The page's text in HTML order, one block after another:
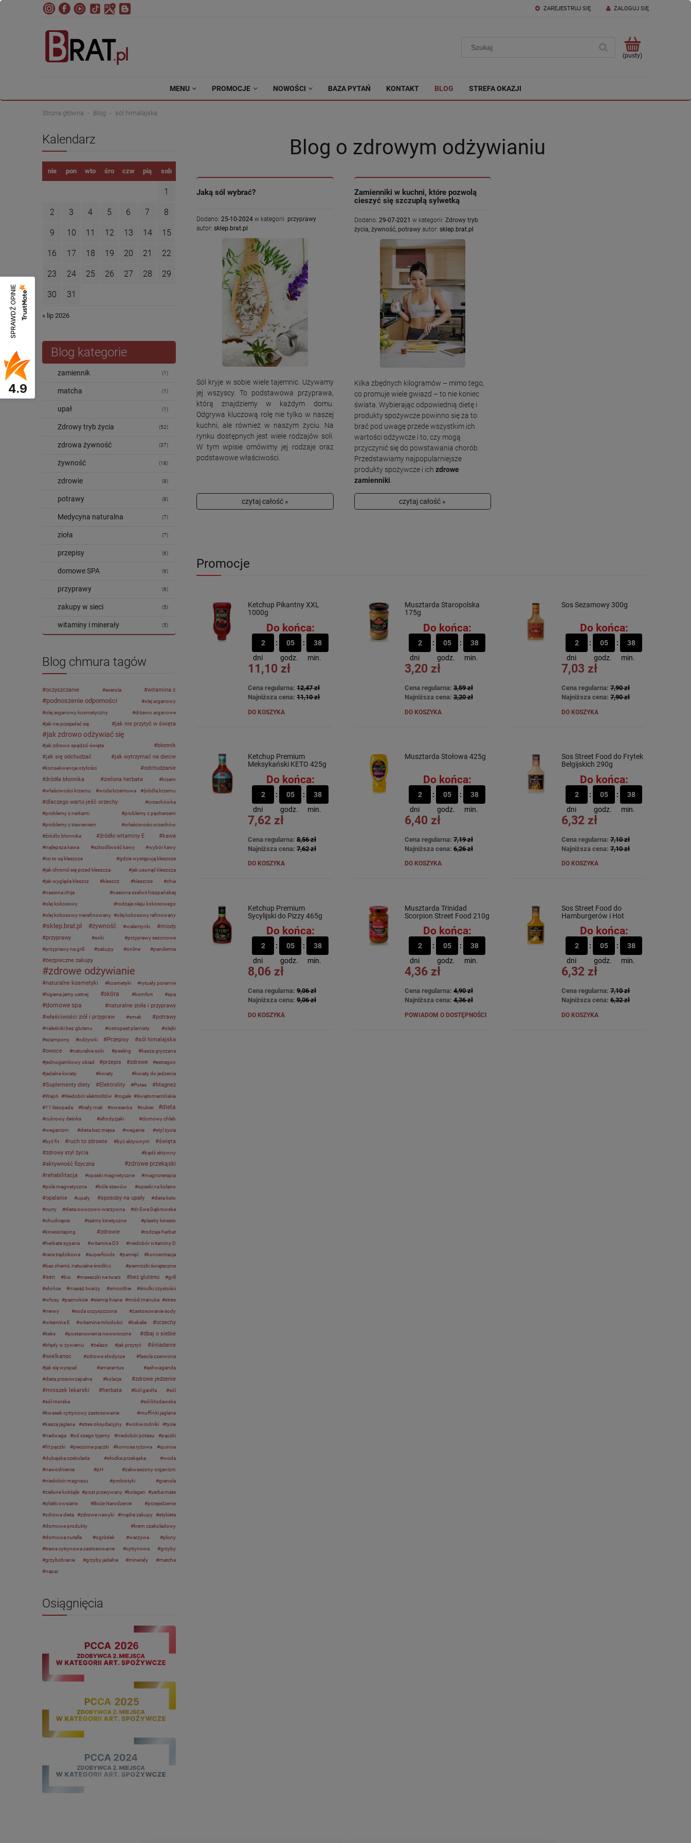
ZAREJESTRUJ SIĘ ZALOGUJ SIĘ
(pusty)
MENU PROMOCJE NOWOŚCI BAZA PYTAŃ KONTAKT BLOG STREFA OKAZJI
Strona główna Blog sól himalajska
Kalendarz
nie pon wto śro czw pią sob
1
2 3 4 5 6 7 8
9 10 11 12 13 14 15
16 17 18 19 20 21 22
23 24 25 26 27 28 29
30 31
« lip 2026
Blog kategorie
zamiennik (1)
matcha (1)
upał (1)
Zdrowy tryb życia (52)
zdrowa żywność (37)
żywność (18)
zdrowie (8)
potrawy (8)
Medycyna naturalna (7)
zioła (7)
przepisy (6)
domowe SPA (6)
przyprawy (6)
zakupy w sieci (5)
witaminy i minerały (5)
Blog chmura tagów
oczyszczanie acerola witamina c
podnoszenie odporności
olej arganowy
olej arganowy kosmetyczny
drzewo arganowe
jak nie przejadać się
jak nie przytyć w święta
jak zdrowo odżywiać się
jak zdrowo spędzić święta
błonnik
jak się odchudzać
jak wytrzymać na diecie
konsekwencje otyłości
odchudzanie
źródła błonnika
zielona herbata
krzem
właściwości krzemu
woda krzemowa źródła krzemu
dlaczego warto jeść orzechy
orzechówka
problemy z nerkami
problemy z pęcherzem
problemy z trawieniem
właściwości orzechów
źródło błonnika
źródło witaminy E kawa
najlepsza kawa szkodliwość kawy
wybór kawy
co to są kleszcze
gdzie występują kleszcze
jak chronić się przed kleszcza
jak usunąć kleszcza
jak wygląda kleszcz
kleszcz kleszcze
chia
nasiona chija
nasiona szałwii hiszpańskiej
olej kokosowy
rodzaje oleju kokosowego
olej kokosowy nierafinowany
olej kokosowy rafinowany
sklep.brat.pl żywność walentynki
miody
przyprawy
soki
przyprawy sezonowe
przyprawy na grill
zakupy online pandemia
bezpieczne zakupy
zdrowe odżywianie
naturalne kosmetyki kosmetyki
rytuały poranne
higiena jamy ustnej
skóra komfort spa
domowe spa
naturalne zioła i przyprawy
właściwości ziół i przypraw
smak potrawy
naleśniki bez glutenu ostropest plamisty
olejki
szampony
odżywki Przepisy
sól himalajska
owoce
naturalne soki peeling
kasza gryczana
jednogarnkowy obiad
przepis zdrowe
estragon
jadalne kwiaty
kwiaty kwiaty do jedzenia
Suplementy diety Elektrolity Potas Magnez
Wapń Niedobór elektrolitów rogale
świętomarcińskie
11 listopada
biały mak owsianka cukier dieta
cukrowy detoks afrodyzjaki
domowy chleb
weganizm
dieta bez mięsa weganie
styl życia
być fit
ruch to zdrowie być aktywnym
święta
zdrowy styl życia
bądź aktywny
aktywność fizyczna zdrowe przekąski
rehabilitacja opaski magnetyczne
magnoterapia
pole magnetyczne
bóle stawów opaski na kolano
opalanie upały sposoby na upały
dieta keto
curry
dieta owocowo-warzywna
dr Ewa Dąbrowska
chudnięcie
taśmy kinetyczne
plastry kinesio
kinesiotaping
zdrowie
rodzaje herbat
herbata sypana
witamina D3
niedobór witaminy D
cera trądzikowa
superfoods pamięć
koncentracja
bez chemii, naturalne środki c
pierniczki świąteczne
sen bio maseczki na twarz bez glutenu
grill
słońce
masaż twarzy smoothie
środki czystości
włosy
paznokcie siemię lniane miód manuka
stres
nerwy
soda oczyszczona
zastosowanie sody
witamina E
witamina młodości bakalie orzechy
keks postanowienia noworoczne dbaj o siebie
błędy w żywieniu żelazo jak przytyć
śniadanie
wielkanoc
zdrowe słodycze
fasola czerwona
jak się wyspać
amarantus
ashwaganda
dieta przeciwzapalna
kolacja
zdrowe jedzenie
mniszek lekarski
herbata ból gardła
sól
sól morska
sól kłodawska
kwasek cytrynowy zastosowanie
muffinki jaglane
kasza jaglana
stres oksydacyjny wolne rodniki
tycie
nadwaga
od czego tyjemy niedobór potasu
pączki
fit pączki
pieczone pączki komosa ryżowa
quinoa
dubajska czekolada
słodka przekąska
woda
nawodnienie
pH
zakwaszony organizm
niedobór magnezu
probiotyki
granola
zielone koktajle
post przerywany kolagen
yerba mate
płatki owsiane
Boże Narodzenie
przejedzenie
zdrowa dieta
zdrowe nawyki mądre zakupy
etykieta
domowe produkty
krem czekoladowy
domowa nutella
ogródek warzywa
plony
trawa cytrynowa zastosowanie
cytrynowa
grzyby
grzybobranie
grzyby jadalne minerały
matcha
napar
Osiągnięcia
Blog o zdrowym odżywianiu
Jaką sól wybrać?
Dodano: 25-10-2024 w kategorii: przyprawy
autor: sklep.brat.pl
Sól kryje w sobie wiele tajemnic. Używamy
jej wszyscy. To podstawowa przyprawa,
którą znajdziemy w każdym domu.
Odgrywa kluczową rolę nie tylko w naszej
kuchni, ale również w naszym życiu. Na
rynku dostępnych jest wiele rodzajów soli.
W tym wpisie omówimy jej rodzaje oraz
podstawowe właściwości.
czytaj całość »
Zamienniki w kuchni, które pozwolą
cieszyć się szczupłą sylwetką
Dodano: 29-07-2021 w kategorii: Zdrowy tryb
życia, żywność, potrawyautor: sklep.brat.pl
Kilka zbędnych kilogramów – mimo tego,
co promuje wiele gwiazd – to nie koniec
świata. Wybierając odpowiednią dietę i
produkty spożywcze powinno się za to
brać pod uwagę przede wszystkim ich
wartości odżywcze i to, czy mogą
przyczynić się do powstawania chorób.
Przedstawiamy najpopularniejsze
produkty spożywcze i ich zdrowe
zamienniki
czytaj całość »
Promocje
Ketchup Pikantny XXL
1000g
Do końca:
2
dni
05
godz.
38
min.
11,10 zł
Cena regularna: 12,47 zł
Najniższa cena: 11,10 zł
DO KOSZYKA
Musztarda Staropolska
175g
Do końca:
2
dni
05
godz.
38
min.
3,20 zł
Cena regularna: 3,59 zł
Najniższa cena: 3,20 zł
DO KOSZYKA
Sos Sezamowy 300g
Do końca:
2
dni
05
godz.
38
min.
7,03 zł
Cena regularna: 7,90 zł
Najniższa cena: 7,90 zł
DO KOSZYKA
Ketchup Premium
Meksykański KETO 425g
Do końca:
2
dni
05
godz.
38
min.
7,62 zł
Cena regularna: 8,56 zł
Najniższa cena: 7,62 zł
DO KOSZYKA
Musztarda Stołowa 425g
Do końca:
2
dni
05
godz.
38
min.
6,40 zł
Cena regularna: 7,19 zł
Najniższa cena: 6,26 zł
DO KOSZYKA
Sos Street Food do Frytek
Belgijskich 290g
Do końca:
2
dni
05
godz.
38
min.
6,32 zł
Cena regularna: 7,10 zł
Najniższa cena: 7,10 zł
DO KOSZYKA
Ketchup Premium
Sycylijski do Pizzy 465g
Do końca:
2
dni
05
godz.
38
min.
8,06 zł
Cena regularna: 9,06 zł
Najniższa cena: 9,06 zł
DO KOSZYKA
Musztarda Trinidad
Scorpion Street Food 210g
Do końca:
2
dni
05
godz.
38
min.
4,36 zł
Cena regularna: 4,90 zł
Najniższa cena: 4,36 zł
POWIADOM O DOSTĘPNOŚCI
Sos Street Food do
Hamburgerów i Hot
Do końca:
2
dni
05
godz.
38
min.
6,32 zł
Cena regularna: 7,10 zł
Najniższa cena: 6,32 zł
DO KOSZYKA
SPRAWDŹ OPINIE
4.9